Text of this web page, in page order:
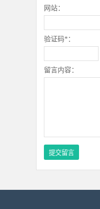
网站：
验证码*：
留言内容：